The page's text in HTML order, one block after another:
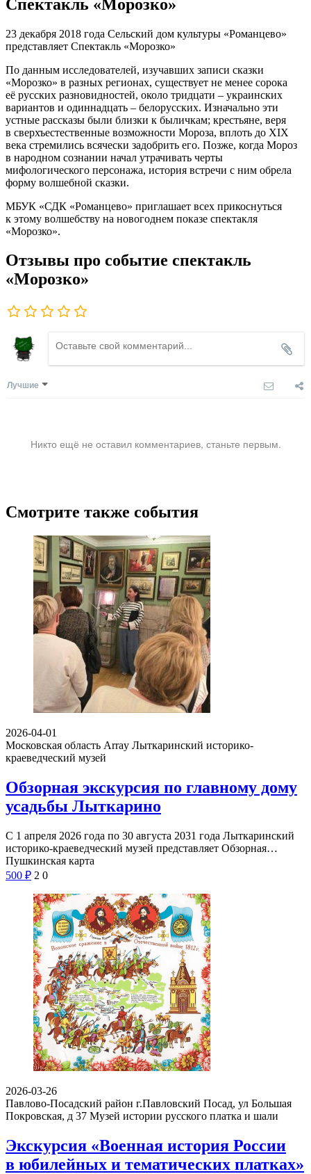
Спектакль «Морозко»
23 декабря 2018 года Сельский дом культуры «Романцево»
представляет Спектакль «Морозко»
По данным исследователей, изучавших записи сказки
«Морозко» в разных регионах, существует не менее сорока
её русских разновидностей, около тридцати – украинских
вариантов и одиннадцать – белорусских. Изначально эти
устные рассказы были близки к быличкам; крестьяне, веря
в сверхъестественные возможности Мороза, вплоть до XIX
века стремились всячески задобрить его. Позже, когда Мороз
в народном сознании начал утрачивать черты
мифологического персонажа, история встречи с ним обрела
форму волшебной сказки.
МБУК «СДК «Романцево» приглашает всех прикоснуться
к этому волшебству на новогоднем показе спектакля
«Морозко».
Отзывы про событие спектакль
«Морозко»
Лучшие
Никто ещё не оставил комментариев, станьте первым.
Смотрите также события
2026-04-01
Московская область Array Лыткаринский историко-
краеведческий музей
Обзорная экскурсия по главному дому
усадьбы Лыткарино
С 1 апреля 2026 года по 30 августа 2031 года Лыткаринский
историко-краеведческий музей представляет Обзорная…
Пушкинская карта
500 ₽ 2 0
2026-03-26
Павлово-Посадский район г.Павловский Посад, ул Большая
Покровская, д 37 Музей истории русского платка и шали
Экскурсия «Военная история России
в юбилейных и тематических платках»